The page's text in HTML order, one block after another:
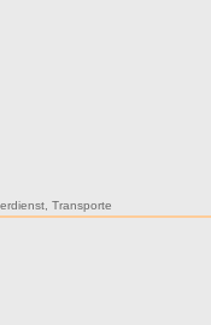
,Transporte